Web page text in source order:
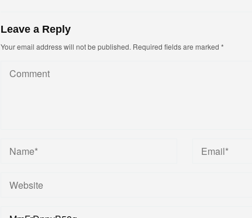
Leave a Reply
Your email address will not be published. Required fields are marked *